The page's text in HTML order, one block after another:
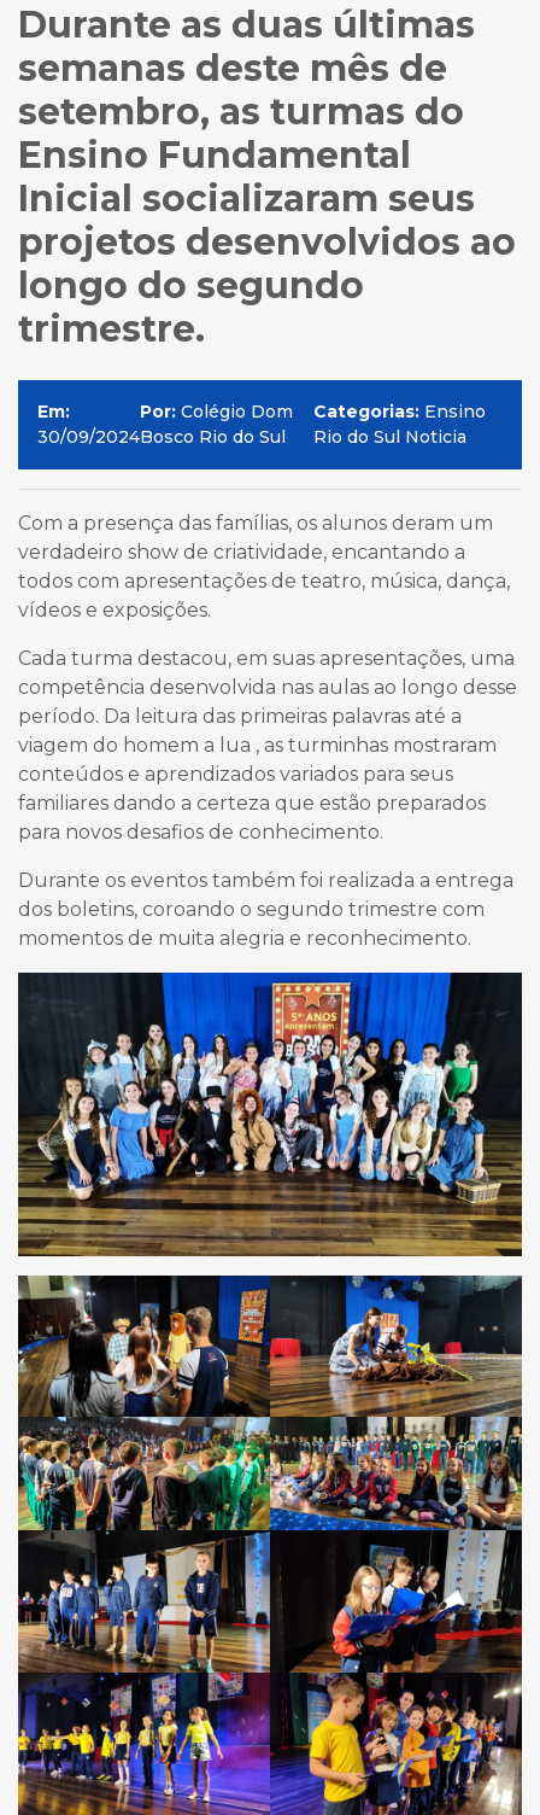
Durante as duas últimas
semanas deste mês de
setembro, as turmas do
Ensino Fundamental
Inicial socializaram seus
projetos desenvolvidos ao
longo do segundo
trimestre.
Em:
30/09/2024
Por: Colégio Dom
Bosco Rio do Sul
Categorias: Ensino
Rio do Sul Noticia
Com a presença das famílias, os alunos deram um
verdadeiro show de criatividade, encantando a
todos com apresentações de teatro, música, dança,
vídeos e exposições.
Cada turma destacou, em suas apresentações, uma
competência desenvolvida nas aulas ao longo desse
período. Da leitura das primeiras palavras até a
viagem do homem a lua , as turminhas mostraram
conteúdos e aprendizados variados para seus
familiares dando a certeza que estão preparados
para novos desafios de conhecimento.
Durante os eventos também foi realizada a entrega
dos boletins, coroando o segundo trimestre com
momentos de muita alegria e reconhecimento.